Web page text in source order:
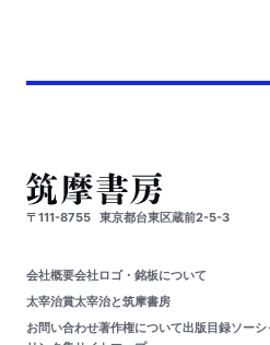
〒111-8755 東京都台東区蔵前2-5-3
会社概要会社ロゴ・銘板について
太宰治賞太宰治と筑摩書房
お問い合わせ著作権について出版目録ソー